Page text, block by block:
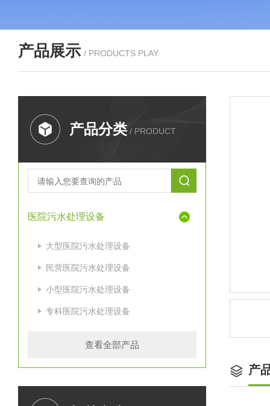
产品展示 / PRODUCTS PLAY
产品分类 / PRODUCT
医院污水处理设备
大型医院污水处理设备
民营医院污水处理设备
小型医院污水处理设备
专科医院污水处理设备
查看全部产品
产